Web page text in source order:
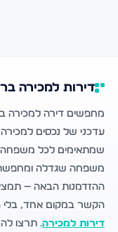
דירות למכירה
מחפשים דירה למכירה
עדכני של נכסים
שמתאימים לכל משפחה.
משפחה שגדלה
ההזדמנות הבאה —
הקשר במקום אחד, בלי
דירות למכירה. תרצו